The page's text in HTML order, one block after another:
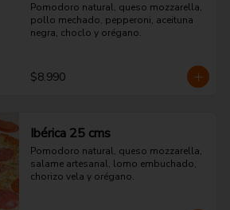
Pomodoro natural, queso mozzarella,
pollo mechado, pepperoni, aceituna
negra, choclo y orégano.
$8.990
Ibérica 25 cms
Pomodoro natural, queso mozzarella,
salame artesanal, lomo embuchado,
chorizo vela y orégano.